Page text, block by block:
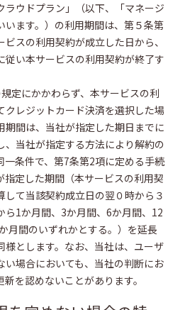
ラウドプラン」（以下、「マネージ
います。）の利用期間は、第５条第
スの利用契約が成立した日から、
従い本サービスの利用契約が終了す
定にかかわらず、本サービスの利
クレジットカード決済を選択した場
期間は、当社が指定した期日までに
、当社が指定する方法により解約の
一条件で、第7条第2項に定める手続
指定した期間（本サービスの利用契
て当該契約成立日の翌０時から３
ら1か月間、3か月間、6か月間、12
月間のいずれかとする。）を延長
様とします。なお、当社は、ユーザ
い場合においても、当社の判断にお
を認めないことがあります。